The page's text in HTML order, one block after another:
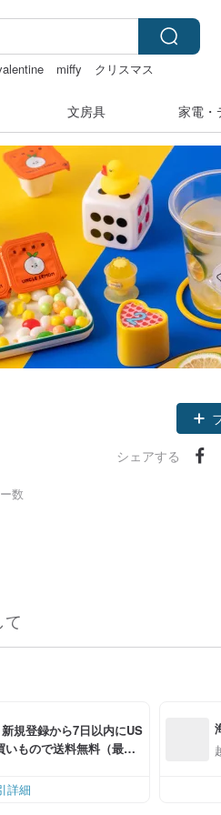
miffy
クリスマス
文房具 家電・
数
シェアする
新規登録から7日以内にUS
もので送料無料（最大U
詳細